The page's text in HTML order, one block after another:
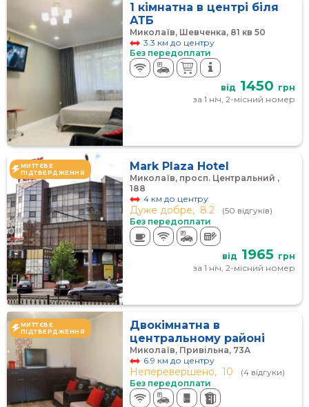
1 кімнатна в центрі біля
АТБ
Миколаїв, Шевченка, 81 кв 50
3.3 км до центру
Без передоплати
від 1450 грн
за 1 ніч, 2-місний номер
МИТТЄВЕ
ПІДТВЕРДЖЕННЯ
Mark Plaza Hotel
Миколаїв, просп. Центральний ,
188
4 км до центру
Дуже добре, 8.2
(50 відгуків)
Без передоплати
від 1965 грн
за 1 ніч, 2-місний номер
МИТТЄВЕ
ПІДТВЕРДЖЕННЯ
Двокімнатна в
центральному районі
Миколаїв, Привільна, 73А
6.9 км до центру
Неперевершено, 10
(4 відгуки)
Без передоплати